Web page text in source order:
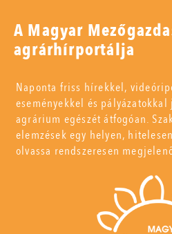
A Magyar
agrárhírportálja
Naponta friss hírekkel,
eseményekkel és
agrárium egészét átfogóan.
elemzések egy helyen,
olvassa rendszeresen